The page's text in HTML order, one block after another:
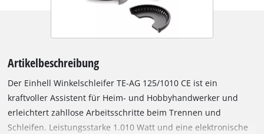
Artikelbeschreibung
Der Einhell Winkelschleifer TE-AG 125/1010 CE ist ein
kraftvoller Assistent für Heim- und Hobbyhandwerker und
erleichtert zahllose Arbeitsschritte beim Trennen und
Schleifen. Leistungsstarke 1.010 Watt und eine elektronische